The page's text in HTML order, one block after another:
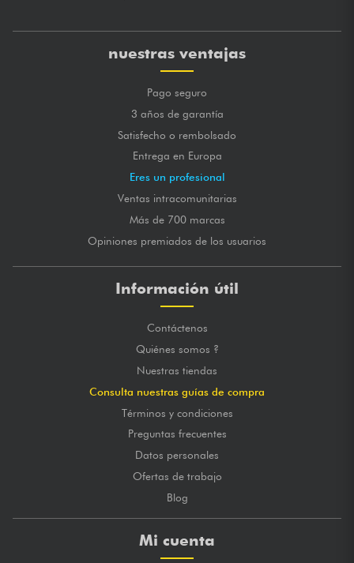
nuestras ventajas
Pago seguro
3 años de garantía
Satisfecho o rembolsado
Entrega en Europa
Eres un profesional
Ventas intracomunitarias
Más de 700 marcas
Opiniones premiados de los usuarios
Información útil
Contáctenos
Quiénes somos ?
Nuestras tiendas
Consulta nuestras guías de compra
Términos y condiciones
Preguntas frecuentes
Datos personales
Ofertas de trabajo
Blog
Mi cuenta